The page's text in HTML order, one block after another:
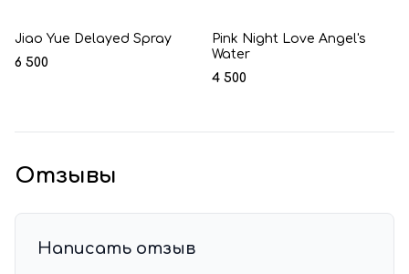
Jiao Yue Delayed Spray
6 500
Pink Night Love Angel's
Water
4 500
Отзывы
Написать отзыв